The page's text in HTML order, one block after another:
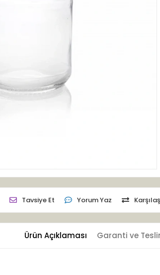
Tavsiye Et Yorum Yaz
Ürün Açıklaması Garanti ve